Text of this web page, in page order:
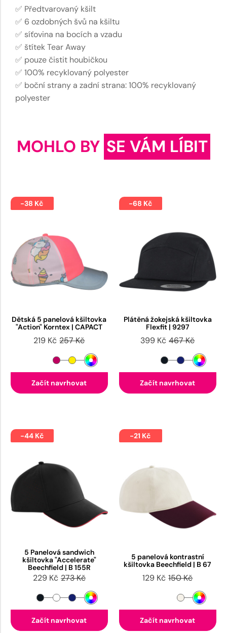
✅ Předtvarovaný kšilt
✅ 6 ozdobných švů na kšiltu
✅ síťovina na bocích a vzadu
✅ štítek Tear Away
✅ pouze čistit houbičkou
✅ 100% recyklovaný polyester
✅ boční strany a zadní strana: 100% recyklovaný
polyester
MOHLO BY SE VÁM LÍBIT
-38 Kč
Dětská 5 panelová kšiltovka
"Action" Korntex | CAPACT
219 Kč 257 Kč
Začít navrhovat
-68 Kč
Plátěná žokejská kšiltovka
Flexfit | 9297
399 Kč 467 Kč
Začít navrhovat
-44 Kč
5 Panelová sandwich
kšiltovka "Accelerate"
Beechfield | B 155R
229 Kč 273 Kč
Začít navrhovat
-21 Kč
5 panelová kontrastní
kšiltovka Beechfield | B 67
129 Kč 150 Kč
Začít navrhovat